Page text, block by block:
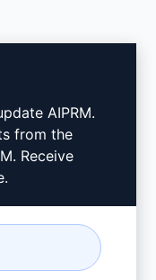
kurulur
Chrome (en)
Edge (en)
AIPRM.
from the
Receive